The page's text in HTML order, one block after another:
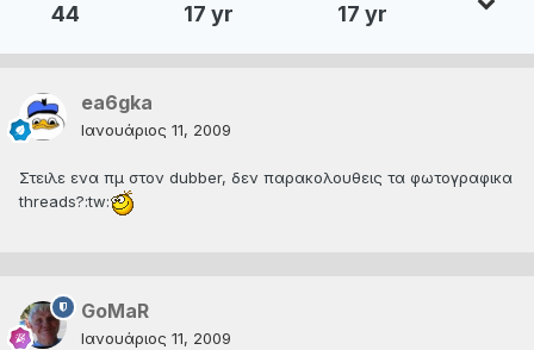
44 17 yr 17 yr
ea6gka
Ιανουάριος 11, 2009
Στειλε ενα πμ στον dubber, δεν παρακολουθεις τα φωτογραφικα
threads?:tw:
GoMaR
Ιανουάριος 11, 2009